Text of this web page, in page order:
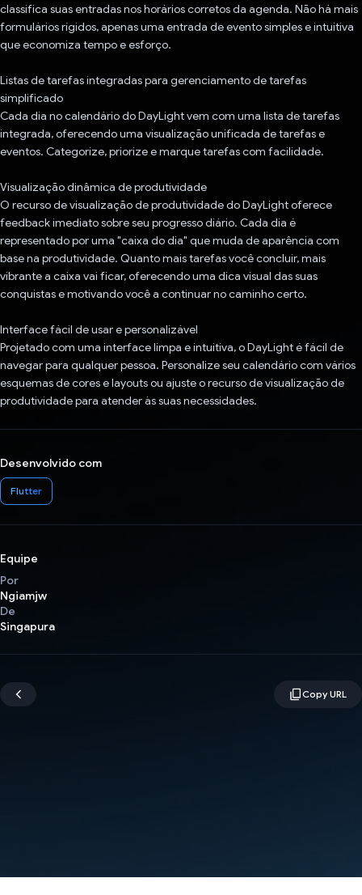
classifica suas entradas nos horários corretos da agenda. Não há mais
formulários rígidos, apenas uma entrada de evento simples e intuitiva
que economiza tempo e esforço.
Listas de tarefas integradas para gerenciamento de tarefas
simplificado
Cada dia no calendário do DayLight vem com uma lista de tarefas
integrada, oferecendo uma visualização unificada de tarefas e
eventos. Categorize, priorize e marque tarefas com facilidade.
Visualização dinâmica de produtividade
O recurso de visualização de produtividade do DayLight oferece
feedback imediato sobre seu progresso diário. Cada dia é
representado por uma "caixa do dia" que muda de aparência com
base na produtividade. Quanto mais tarefas você concluir, mais
vibrante a caixa vai ficar, oferecendo uma dica visual das suas
conquistas e motivando você a continuar no caminho certo.
Interface fácil de usar e personalizável
Projetado com uma interface limpa e intuitiva, o DayLight é fácil de
navegar para qualquer pessoa. Personalize seu calendário com vários
esquemas de cores e layouts ou ajuste o recurso de visualização de
produtividade para atender às suas necessidades.
Desenvolvido com
Flutter
Equipe
Por
Ngiamjw
De
Singapura